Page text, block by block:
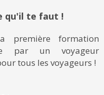
qu'il te faut !
première formation
par un voyageur
tous les voyageurs !